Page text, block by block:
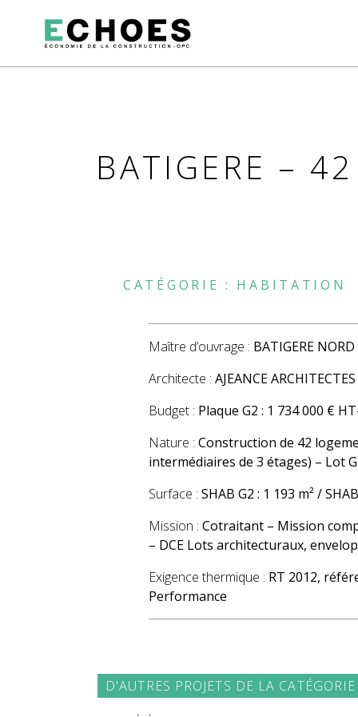
BATIGERE –
CATÉGORIE : HABITATION
Maître d’ouvrage : BATIGERE NORD
Architecte : AJEANCE ARCHITECTES
Budget : Plaque G2 : 1 734 000 €
Nature : Construction de 42
intermédiaires de 3 étages) – Lot
Surface : SHAB G2 : 1 193 m² /
Mission : Cotraitant – Mission
– DCE Lots architecturaux,
Exigence thermique : RT 2012,
D'AUTRES PROJETS DE LA CATÉGORIE